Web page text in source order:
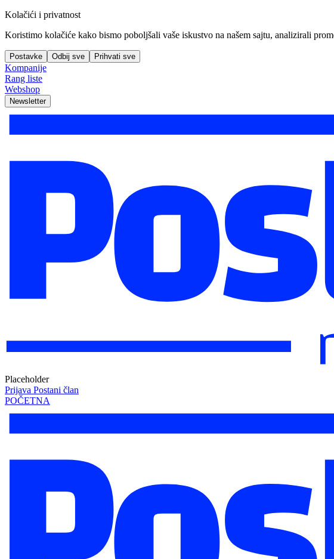
Kolačići i privatnost
Koristimo kolačiće kako bismo poboljšali vaše iskustvo na našem sajtu, analizirali
Postavke Odbij sve Prihvati sve
Kompanije
Rang liste
Webshop
Newsletter
Placeholder
Prijava Postani član
POČETNA